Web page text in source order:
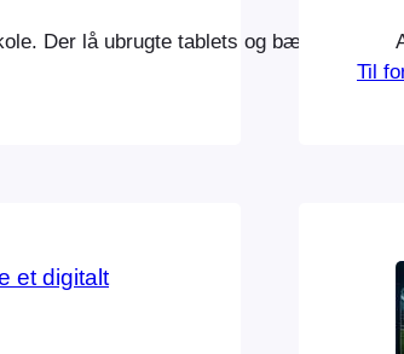
Der lå ubrugte tablets og bærbare på
Til